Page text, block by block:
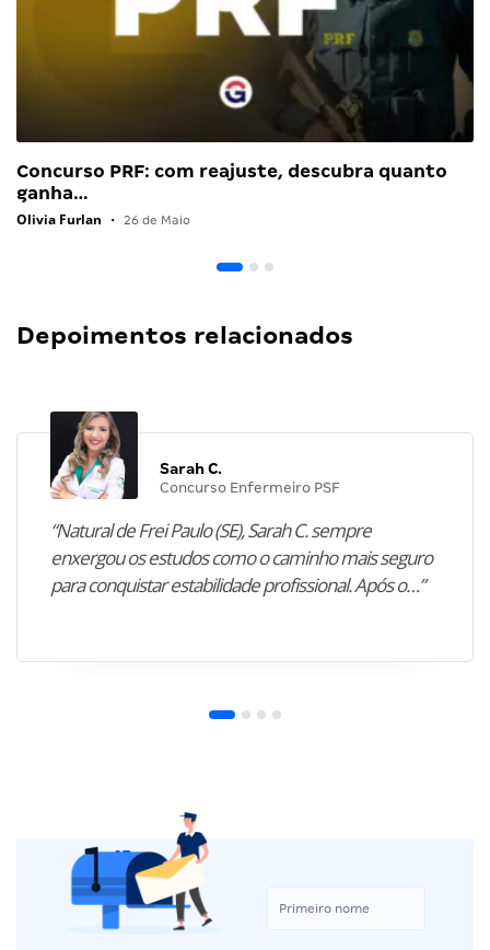
Concurso PRF: com reajuste, descubra quanto
ganha…
Olivia Furlan • 26 de Maio
Depoimentos relacionados
Sarah C.
Concurso Enfermeiro PSF
“Natural de Frei Paulo (SE), Sarah C. sempre
enxergou os estudos como o caminho mais seguro
para conquistar estabilidade profissional. Após o…”